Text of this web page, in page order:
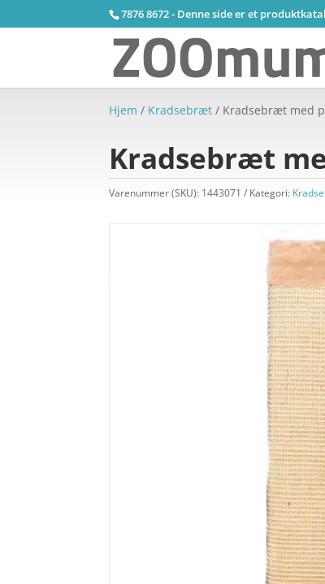
7876 8672 - Denne side er et
Hjem / Kradsebræt / Kradsebræt med
Kradsebræt
Varenummer (SKU): 1443071 Kategori: